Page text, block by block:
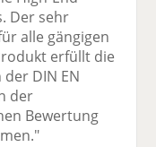
Der sehr
alle gängigen
erfüllt die
DIN EN
der
Bewertung